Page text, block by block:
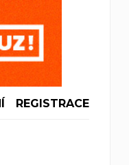
REGISTRACE